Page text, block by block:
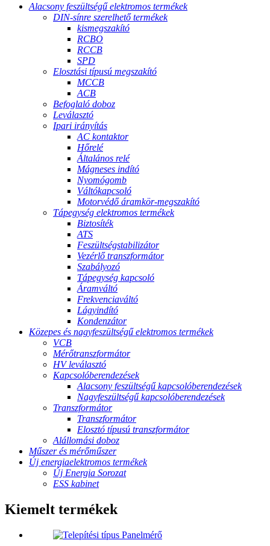
Alacsony feszültségű elektromos termékek
DIN-sínre szerelhető termékek
kismegszakító
RCBO
RCCB
SPD
Elosztási típusú megszakító
MCCB
ACB
Befoglaló doboz
Leválasztó
Ipari irányítás
AC kontaktor
Hőrelé
Általános relé
Mágneses indító
Nyomógomb
Váltókapcsoló
Motorvédő áramkör-megszakító
Tápegység elektromos termékek
Biztosíték
ATS
Feszültségstabilizátor
Vezérlő transzformátor
Szabályozó
Tápegység kapcsoló
Áramváltó
Frekvenciaváltó
Lágyindító
Kondenzátor
Közepes és nagyfeszültségű elektromos termékek
VCB
Mérőtranszformátor
HV leválasztó
Kapcsolóberendezések
Alacsony feszültségű kapcsolóberendezések
Nagyfeszültségű kapcsolóberendezések
Transzformátor
Transzformátor
Elosztó típusú transzformátor
Alállomási doboz
Műszer és mérőműszer
Új energiaelektromos termékek
Új Energia Sorozat
ESS kabinet
Kiemelt termékek